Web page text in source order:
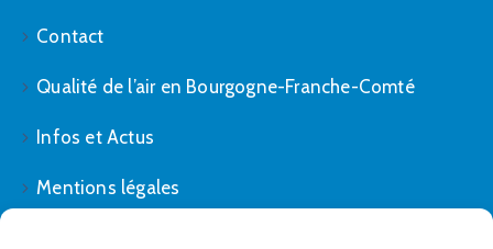
Contact
Qualité de l’air en Bourgogne-Franche-Comté
Infos et Actus
Mentions légales